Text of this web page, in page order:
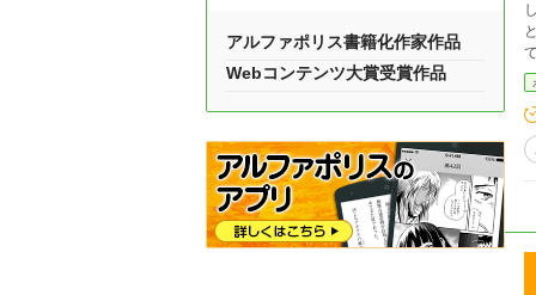
と
アルファポリス書籍化作家作品
Webコンテンツ大賞受賞作品